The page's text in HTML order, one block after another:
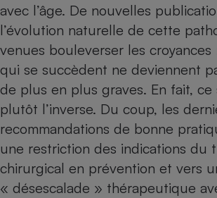
avec l’âge. De nouvelles
l’évolution naturelle de cette
venues bouleverser les croyances
qui se succèdent ne deviennent
de plus en plus graves. En fait, ce
plutôt l’inverse. Du coup, les
recommandations de bonne
une restriction des indications du
chirurgical en prévention et vers
« désescalade » ­thérapeutique